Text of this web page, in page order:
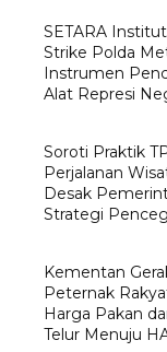
SETARA
Strike Polda
Instrumen
Alat Represi
Soroti Praktik
Perjalanan
Desak
Strategi
Kementan
Peternak
Harga Pakan
Telur Menuju